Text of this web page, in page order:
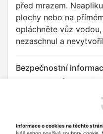
před mrazem.
plochy nebo na
opláchněte vůz
nezaschnul a
Bezpečnostní
brýle. Při zasažení očí:
vodou. Vyjměte kontaktní
podráždění očí: Vyhledejte
Informace o cookies na těchto